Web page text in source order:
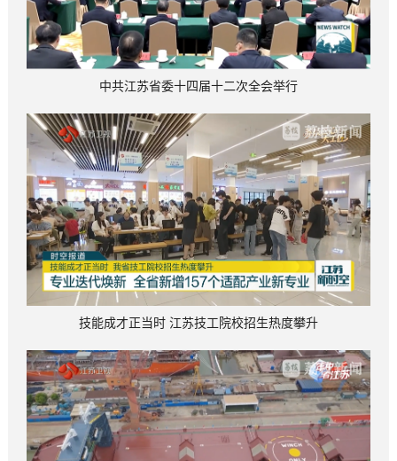
中共江苏省委十四届十二次全会举行
技能成才正当时 江苏技工院校招生热度攀升